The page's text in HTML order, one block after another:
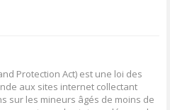
Protection Act) est une loi des
aux sites internet collectant
sur les mineurs âgés de moins de